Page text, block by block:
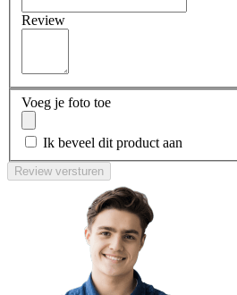
Review
Voeg je foto toe
Ik beveel dit product aan
Review versturen